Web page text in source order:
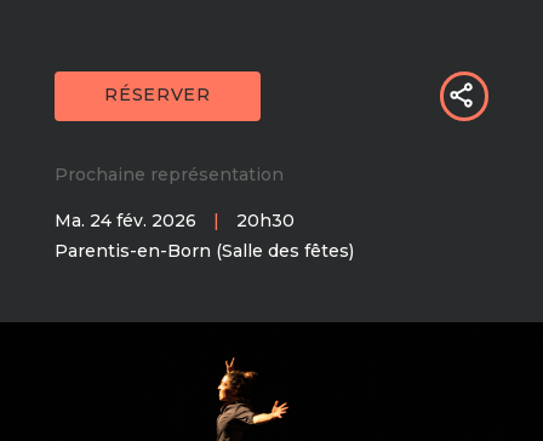
RÉSERVER
Prochaine représentation
Ma. 24 fév. 2026 |
20h30
Parentis-en-Born (Salle des fêtes)